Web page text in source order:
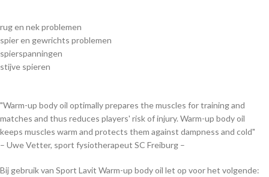
rug en nek problemen
spier en gewrichts problemen
spierspanningen
stijve spieren
"Warm-up body oil optimally prepares the muscles for training and
matches and thus reduces players' risk of injury. Warm-up body oil
keeps muscles warm and protects them against dampness and cold"
– Uwe Vetter, sport fysiotherapeut SC Freiburg –
Bij gebruik van Sport Lavit Warm-up body oil let op voor het volgende: